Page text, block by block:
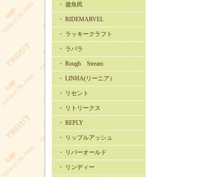
・ 遊魚民
・ RIDEMARVEL
・ ラッキークラフト
・ ラパラ
・ Rough Stream
・ LINHA(リーニア）
・ リセント
・ リトリークス
・ REPLY
・ リップルアッシュ
・ リバーオールド
・ リンディー